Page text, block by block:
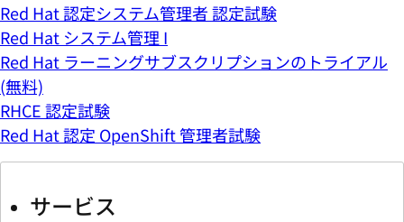
Red Hat 認定システム管理者 認定試験
Red Hat システム管理 I
Red Hat ラーニングサブスクリプションのトライアル
(無料)
RHCE 認定試験
Red Hat 認定 OpenShift 管理者試験
サービス